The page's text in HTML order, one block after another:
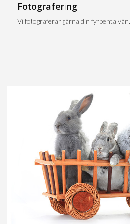
Fotografering
Vi fotograferar gärna din fyrbenta vän.